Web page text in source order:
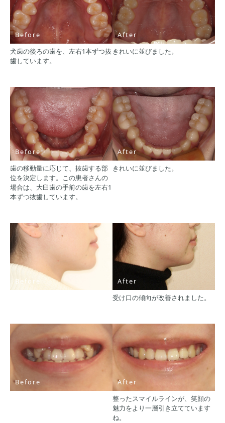
Before
犬歯の後ろの歯を、左右1本ずつ抜
歯しています。
After
きれいに並びました。
Before
歯の移動量に応じて、抜歯する部
位を決定します。この患者さんの
場合は、大臼歯の手前の歯を左右1
本ずつ抜歯しています。
After
きれいに並びました。
Before
After
受け口の傾向が改善されました。
Before
After
整ったスマイルラインが、笑顔の
魅力をより一層引き立てています
ね。